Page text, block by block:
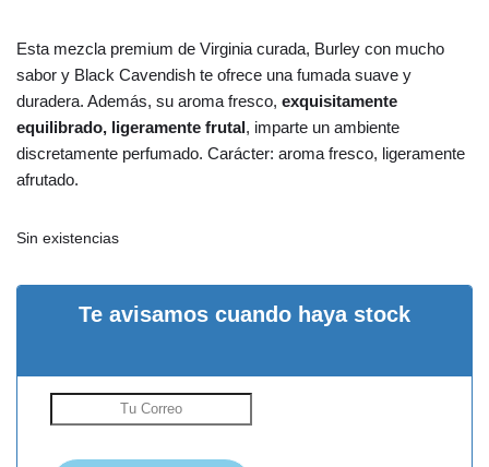
Esta mezcla premium de Virginia curada, Burley con mucho
sabor y Black Cavendish te ofrece una fumada suave y
duradera. Además, su aroma fresco, exquisitamente
equilibrado, ligeramente frutal, imparte un ambiente
discretamente perfumado. Carácter: aroma fresco, ligeramente
afrutado.
Sin existencias
Te avisamos cuando haya stock